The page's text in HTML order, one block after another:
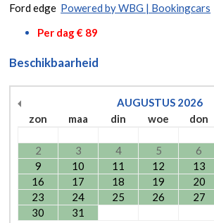
Ford edge Powered by WBG | Bookingcars
Per dag € 89
Beschikbaarheid
AUGUSTUS 2026
zon
maa din woe don
2
3 4 5 6
9
10 11 12 13
16
17 18 19 20
23
24 25 26 27
30
31